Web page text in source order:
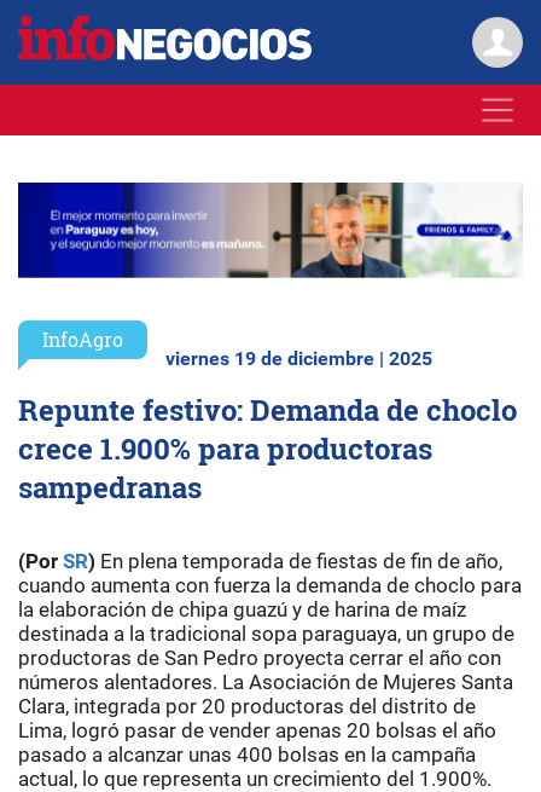
InfoAgro
viernes 19 de diciembre | 2025
Repunte festivo: Demanda de choclo
crece 1.900% para productoras
sampedranas
(Por SR) En plena temporada de fiestas de fin de año,
cuando aumenta con fuerza la demanda de choclo para
la elaboración de chipa guazú y de harina de maíz
destinada a la tradicional sopa paraguaya, un grupo de
productoras de San Pedro proyecta cerrar el año con
números alentadores. La Asociación de Mujeres Santa
Clara, integrada por 20 productoras del distrito de
Lima, logró pasar de vender apenas 20 bolsas el año
pasado a alcanzar unas 400 bolsas en la campaña
actual, lo que representa un crecimiento del 1.900%.